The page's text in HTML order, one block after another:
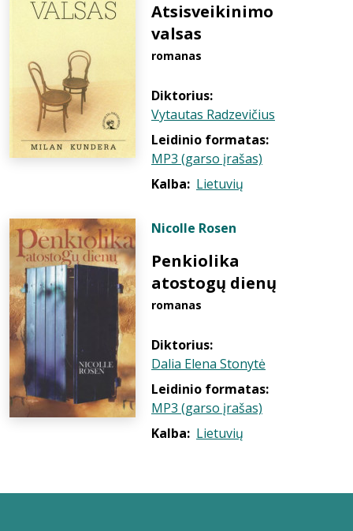
Atsisveikinimo
valsas
romanas
Diktorius:
Vytautas Radzevičius
Leidinio formatas:
MP3 (garso įrašas)
Kalba: Lietuvių
Nicolle Rosen
Penkiolika
atostogų dienų
romanas
Diktorius:
Dalia Elena Stonytė
Leidinio formatas:
MP3 (garso įrašas)
Kalba: Lietuvių